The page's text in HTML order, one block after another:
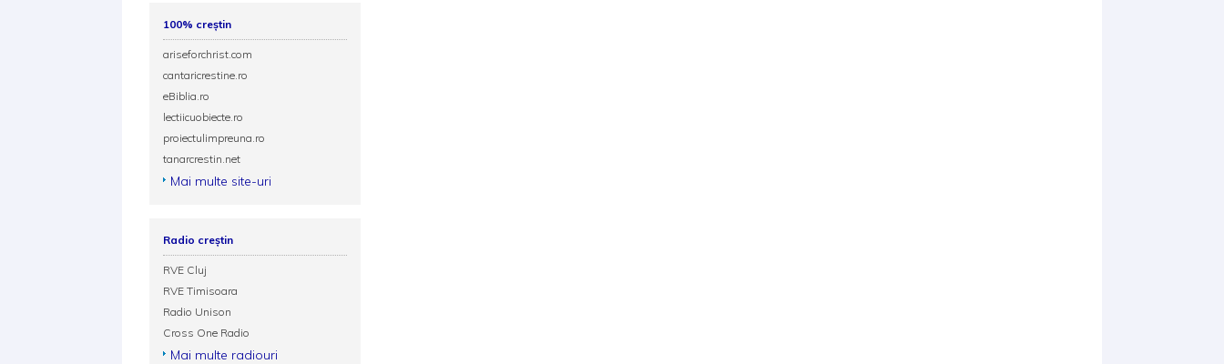
100% creștin
ariseforchrist.com
cantaricrestine.ro
eBiblia.ro
lectiicuobiecte.ro
proiectulimpreuna.ro
tanarcrestin.net
Mai multe site-uri
Radio creștin
RVE Cluj
RVE Timisoara
Radio Unison
Cross One Radio
Mai multe radiouri